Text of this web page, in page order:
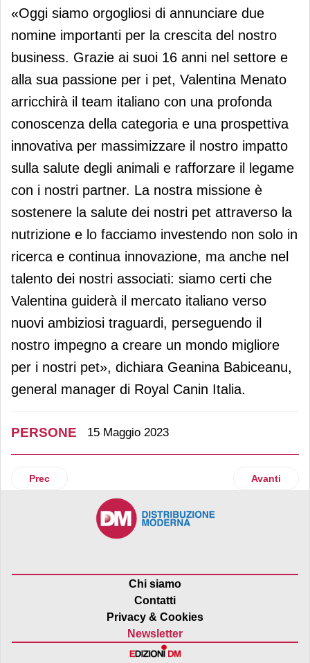
«Oggi siamo orgogliosi di annunciare due
nomine importanti per la crescita del nostro
business. Grazie ai suoi 16 anni nel settore e
alla sua passione per i pet, Valentina Menato
arricchirà il team italiano con una profonda
conoscenza della categoria e una prospettiva
innovativa per massimizzare il nostro impatto
sulla salute degli animali e rafforzare il legame
con i nostri partner. La nostra missione è
sostenere la salute dei nostri pet attraverso la
nutrizione e lo facciamo investendo non solo in
ricerca e continua innovazione, ma anche nel
talento dei nostri associati: siamo certi che
Valentina guiderà il mercato italiano verso
nuovi ambiziosi traguardi, perseguendo il
nostro impegno a creare un mondo migliore
per i nostri pet», dichiara Geanina Babiceanu,
general manager di Royal Canin Italia.
PERSONE 15 Maggio 2023
Articolo precedente: Chiara Celesia nominata
Prec Articolo
Avanti
Chi siamo
Contatti
Privacy & Cookies
Newsletter